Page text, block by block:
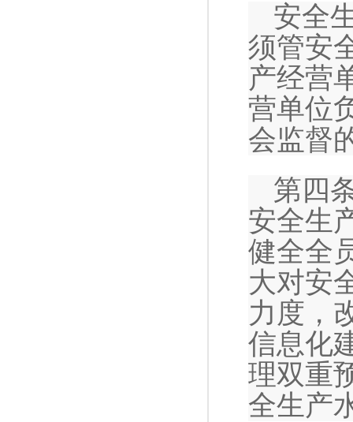
安全
须管安
产经营
营单位
会监督
第四
安全生
健全全
大对安
力度，
信息化
理双重
全生产